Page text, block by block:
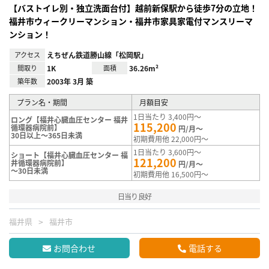
【バストイレ別・独立洗面台付】越前新保駅から徒歩7分の立地！
福井市ウィークリーマンション・福井市家具家電付マンスリーマ
ンション！
アクセス えちぜん鉄道勝山線「松岡駅」
間取り 1K 面積 36.26m²
築年数 2003年 3月 築
プラン名・期間
月額目安
ロング【福井心臓血圧センター 福井
循環器病院前】
30日以上～365日未満
1日当たり 3,400円～
115,200 円/月～
初期費用他 22,000円～
ショート【福井心臓血圧センター 福
井循環器病院前】
～30日未満
1日当たり 3,600円～
121,200 円/月～
初期費用他 16,500円～
日当り良好
福井県 福井市
お問合わせ 電話する